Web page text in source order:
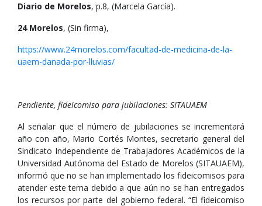
Diario de Morelos, p.8, (Marcela García).
24 Morelos, (Sin firma),
https://www.24morelos.com/facultad-de-medicina-de-la-
uaem-danada-por-lluvias/
Pendiente, fideicomiso para jubilaciones: SITAUAEM
Al señalar que el número de jubilaciones se incrementará
año con año, Mario Cortés Montes, secretario general del
Sindicato Independiente de Trabajadores Académicos de la
Universidad Autónoma del Estado de Morelos (SITAUAEM),
informó que no se han implementado los fideicomisos para
atender este tema debido a que aún no se han entregados
los recursos por parte del gobierno federal. “El fideicomiso